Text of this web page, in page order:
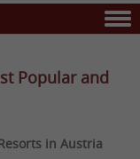
Popular and
in Austria